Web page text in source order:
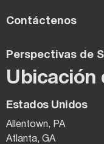
Contáctenos
Perspectivas de
Ubicación
Estados Unidos
Allentown, PA
Atlanta, GA